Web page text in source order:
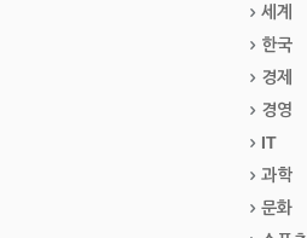
세계
한국
경제
경영
IT
과학
문화